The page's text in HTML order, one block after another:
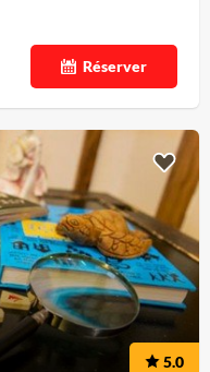
Réserver
5.0